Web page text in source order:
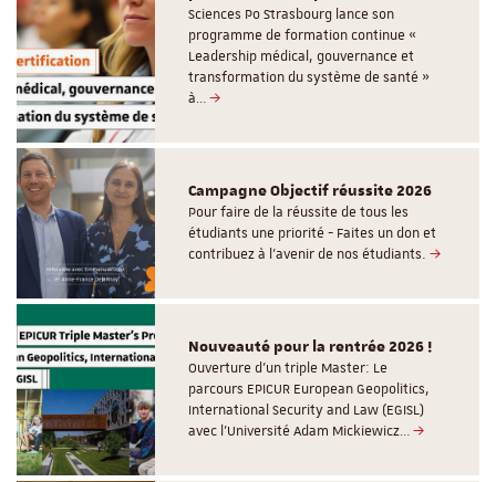
Sciences Po Strasbourg lance son
programme de formation continue «
Leadership médical, gouvernance et
transformation du système de santé »
à…
Campagne Objectif réussite 2026
Pour faire de la réussite de tous les
étudiants une priorité - Faites un don et
contribuez à l’avenir de nos étudiants.
Nouveauté pour la rentrée 2026 !
Ouverture d'un triple Master: Le
parcours EPICUR European Geopolitics,
International Security and Law (EGISL)
avec l’Université Adam Mickiewicz…